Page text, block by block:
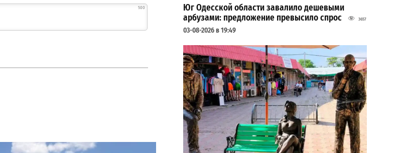
500
Юг Одесской области завалило дешевыми
арбузами: предложение превысило спрос
3657
03-08-2026 в 19:49